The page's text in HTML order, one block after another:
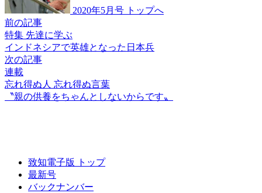
2020年5月号 トップへ
前の記事
特集 先達に学ぶ
インドネシアで英雄となった日本兵
次の記事
連載
忘れ得ぬ人 忘れ得ぬ言葉
〝親の供養をちゃんと しないからです〟
致知電子版 トップ
最新号
バックナンバー